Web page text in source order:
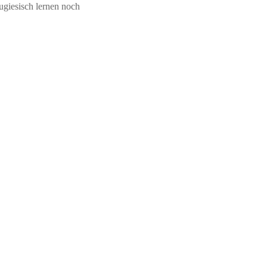
lernen noch